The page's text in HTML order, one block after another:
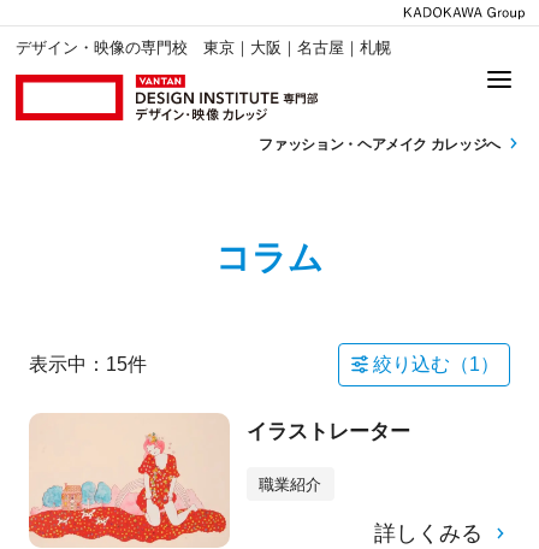
デザイン・映像の専門校 東京｜大阪｜名古屋｜札幌
ファッション・ ヘアメイク カレッジへ
コラム
表示中： 15件 絞り込む（1）
イラストレーター
職業紹介
詳しくみる